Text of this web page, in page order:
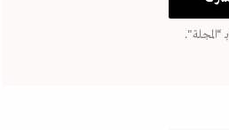
بـ “المجلة".